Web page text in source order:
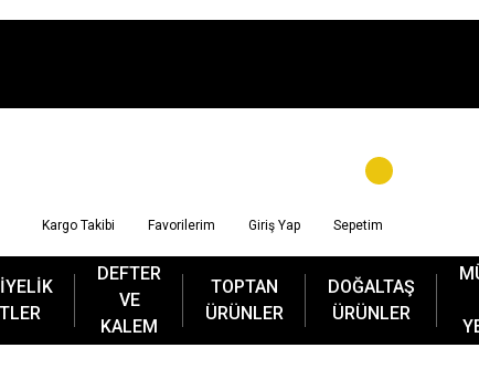
Kargo Takibi Favorilerim Giriş Yap Sepetim
DEFTER
VE
KALEM
TOPTAN
ÜRÜNLER
DOĞALTAŞ
ÜRÜNLER